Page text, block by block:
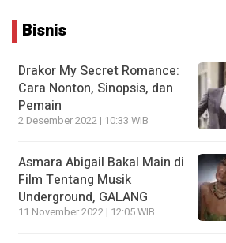
Bisnis
Drakor My Secret Romance:
Cara Nonton, Sinopsis, dan
Pemain
2 Desember 2022 | 10:33 WIB
Asmara Abigail Bakal Main di
Film Tentang Musik
Underground, GALANG
11 November 2022 | 12:05 WIB